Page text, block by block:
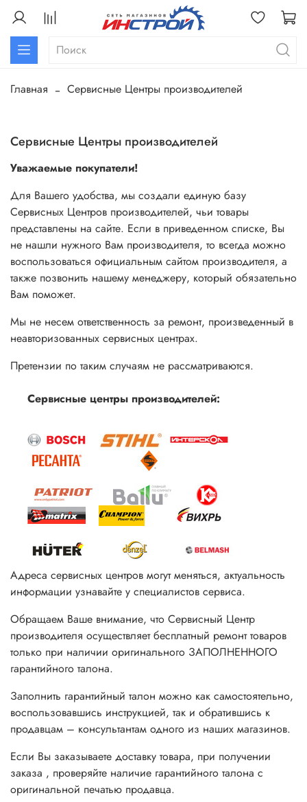
Главная Сервисные Центры производителей
Сервисные Центры производителей
Уважаемые покупатели!
Для Вашего удобства, мы создали единую базу
Сервисных Центров производителей, чьи товары
представлены на сайте. Если в приведенном списке, Вы
не нашли нужного Вам производителя, то всегда можно
воспользоваться официальным сайтом производителя, а
также позвонить нашему менеджеру, который обязательно
Вам поможет.
Мы не несем ответственность за ремонт, произведенный в
неавторизованных сервисных центрах.
Претензии по таким случаям не рассматриваются.
Сервисные центры производителей:
Адреса сервисных центров могут меняться, актуальность
информации узнавайте у специалистов сервиса.
Обращаем Ваше внимание, что Сервисный Центр
производителя осуществляет бесплатный ремонт товаров
только при наличии оригинального ЗАПОЛНЕННОГО
гарантийного талона.
Заполнить гарантийный талон можно как самостоятельно,
воспользовавшись инструкцией, так и обратившись к
продавцам – консультантам одного из наших магазинов.
Если Вы заказываете доставку товара, при получении
заказа , проверяйте наличие гарантийного талона с
оригинальной печатью продавца.